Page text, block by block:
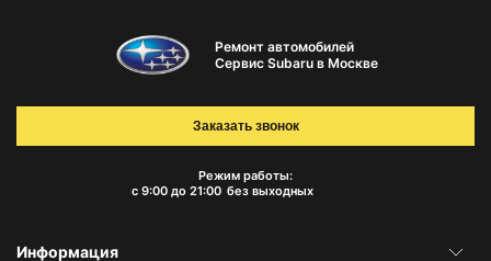
Ремонт автомобилей
Сервис Subaru в Москве
Режим работы:
с 9:00 до 21:00 без выходных
Заказать звонок
Информация